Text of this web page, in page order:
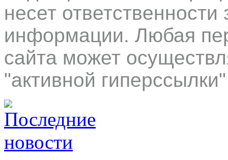
несет
информации. Любая
сайта может
"активной